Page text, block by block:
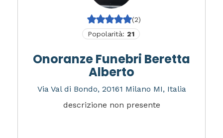
(2)
Popolarità: 21
Onoranze Funebri Beretta
Alberto
Via Val di Bondo, 20161 Milano MI, Italia
descrizione non presente